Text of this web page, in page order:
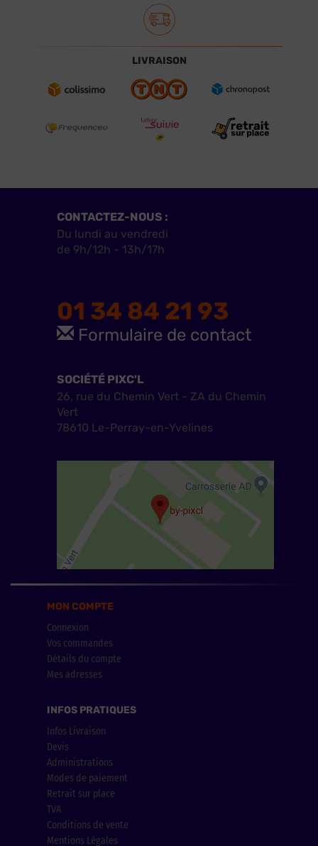
LIVRAISON
CONTACTEZ-NOUS :
Du lundi au vendredi
de 9h/12h - 13h/17h
01 34 84 21 93
Formulaire de contact
SOCIÉTÉ PIXC'L
26, rue du Chemin Vert - ZA du Chemin
Vert
78610 Le-Perray-en-Yvelines
MON COMPTE
Connexion
Vos commandes
Détails du compte
Mes adresses
INFOS PRATIQUES
Infos Livraison
Devis
Administrations
Modes de paiement
Retrait sur place
TVA
Conditions de vente
Mentions Légales